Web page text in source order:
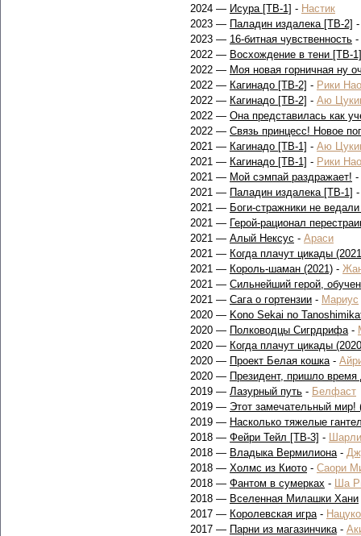
2024 — Исура [ТВ-1] - Настик
2023 — Паладин издалека [ТВ-2]
2023 — 16-битная чувственность -
2022 — Восхождение в тени [ТВ-1]
2022 — Моя новая горничная ну
2022 — Кагинадо [ТВ-2] - Рики
2022 — Кагинадо [ТВ-2] - Аю
2022 — Она представилась как
2022 — Связь принцесс! Новое
2021 — Кагинадо [ТВ-1] - Аю
2021 — Кагинадо [ТВ-1] - Рики
2021 — Мой сэмпай раздражает! -
2021 — Паладин издалека [ТВ-1]
2021 — Боги-стражники не
2021 — Герой-рационал
2021 — Алый Нексус - Араси
2021 — Когда плачут цикады
2021 — Король-шаман (2021) -
2021 — Сильнейший герой,
2021 — Сага о гортензии - Мариус
2020 — Kono Sekai no
2020 — Полководцы Сигрдрифа-
2020 — Когда плачут цикады
2020 — Проект Белая кошка-
2020 — Президент, пришло
2019 — Лазурный путь - Белфаст
2019 — Этот замечательный
2019 — Насколько тяжелые
2018 — Фейри Тейл [ТВ-3] - Шарли
2018 — Владыка Вермилиона-
2018 — Холмс из Киото - Саори
2018 — Фантом в сумерках - Ша
2018 — Вселенная Милашки Хани
2017 — Королевская игра-
2017 — Парни из магазинчика-